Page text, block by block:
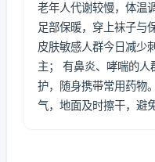
老年人代谢较慢，体温
足部保暖，穿上袜子与
皮肤敏感人群今日减少
主； 有鼻炎、哮喘的
护，随身携带常用药物
气，地面及时擦干，避